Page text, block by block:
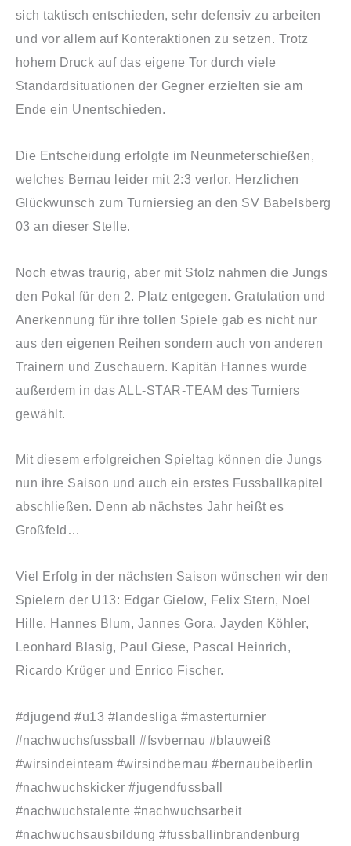
sich taktisch entschieden, sehr defensiv zu arbeiten
und vor allem auf Konteraktionen zu setzen. Trotz
hohem Druck auf das eigene Tor durch viele
Standardsituationen der Gegner erzielten sie am
Ende ein Unentschieden.
Die Entscheidung erfolgte im Neunmeterschießen,
welches Bernau leider mit 2:3 verlor. Herzlichen
Glückwunsch zum Turniersieg an den SV Babelsberg
03 an dieser Stelle.
Noch etwas traurig, aber mit Stolz nahmen die Jungs
den Pokal für den 2. Platz entgegen. Gratulation und
Anerkennung für ihre tollen Spiele gab es nicht nur
aus den eigenen Reihen sondern auch von anderen
Trainern und Zuschauern. Kapitän Hannes wurde
außerdem in das ALL-STAR-TEAM des Turniers
gewählt.
Mit diesem erfolgreichen Spieltag können die Jungs
nun ihre Saison und auch ein erstes Fussballkapitel
abschließen. Denn ab nächstes Jahr heißt es
Großfeld…
Viel Erfolg in der nächsten Saison wünschen wir den
Spielern der U13: Edgar Gielow, Felix Stern, Noel
Hille, Hannes Blum, Jannes Gora, Jayden Köhler,
Leonhard Blasig, Paul Giese, Pascal Heinrich,
Ricardo Krüger und Enrico Fischer.
#djugend #u13 #landesliga #masterturnier
#nachwuchsfussball #fsvbernau #blauweiß
#wirsindeinteam #wirsindbernau #bernaubeiberlin
#nachwuchskicker #jugendfussball
#nachwuchstalente #nachwuchsarbeit
#nachwuchsausbildung #fussballinbrandenburg